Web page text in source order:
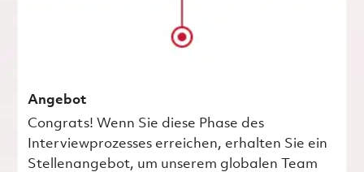
Angebot
Congrats! Wenn Sie diese Phase des
Interviewprozesses erreichen, erhalten Sie ein
Stellenangebot, um unserem globalen Team